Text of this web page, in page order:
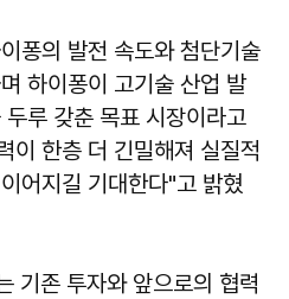
퐁의 발전 속도와 첨단기술
하이퐁이 고기술 산업 발
루 갖춘 목표 시장이라고
이 한층 더 긴밀해져 실질적
어지길 기대한다"고 밝혔
기존 투자와 앞으로의 협력